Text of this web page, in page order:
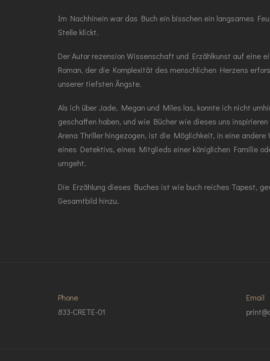
Im Nachhinein war das Buch ein bisschen ein langsames
Stelle klickt.
Der Autor rezension Wissenschaft und Erzählkunst auf eine
Roman, der die Komplexität des menschlichen Herzens
unserer tiefsten Ängste.
Als ich über Jade, Megan und Miles las, konnte ich nicht
geschaffen haben, und wie Bücher wie dieses uns
Arena Thriller hingezogen, ist die Möglichkeit, in eine andere
eines Detektivs, eines Mitglieds einer königlichen Familie
umgeht.
Die Erzählung dieses Buches ist wie buch reiches Tapest,
Gesamtbild hinzu.
Phone
833-CRETE-01
Email